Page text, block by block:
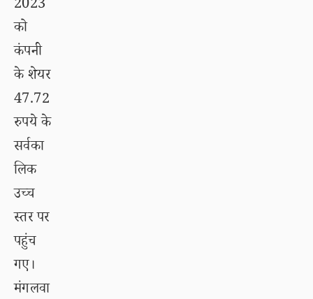
2023
को
कंपनी
के शेयर
47.72
रुपये के
सर्वका
लिक
उच्च
स्तर पर
पहुंच
गए।
मंगलवा